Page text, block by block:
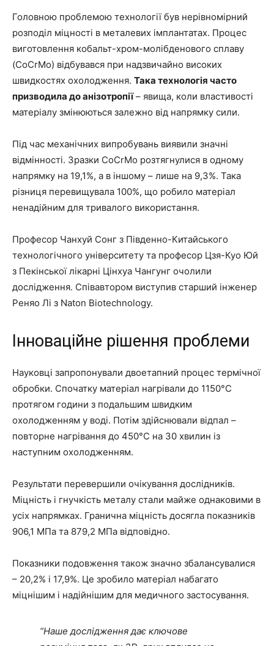
Головною проблемою технології був нерівномірний
розподіл міцності в металевих імплантатах. Процес
виготовлення кобальт-хром-молібденового сплаву
(CoCrMo) відбувався при надзвичайно високих
швидкостях охолодження. Така технологія часто
призводила до анізотропії– явища, коли властивості
матеріалу змінюються залежно від напрямку сили.
Під час механічних випробувань виявили значні
відмінності. Зразки CoCrMo розтягнулися в одному
напрямку на 19,1%, а в іншому – лише на 9,3%. Така
різниця перевищувала 100%, що робило матеріал
ненадійним для тривалого використання.
Професор Чанхуй Сонг з Південно-Китайського
технологічного університету та професор Цзя-Куо Юй
з Пекінської лікарні Цінхуа Чангунг очолили
дослідження. Співавтором виступив старший інженер
Реняо Лі з Naton Biotechnology.
Інноваційне рішення проблеми
Науковці запропонували двоетапний процес термічної
обробки. Спочатку матеріал нагрівали до 1150°C
протягом години з подальшим швидким
охолодженням у воді. Потім здійснювали відпал –
повторне нагрівання до 450°C на 30 хвилин із
наступним охолодженням.
Результати перевершили очікування дослідників.
Міцність і гнучкість металу стали майже однаковими в
усіх напрямках. Гранична міцність досягла показників
906,1 МПа та 879,2 МПа відповідно.
Показники подовження також значно збалансувалися
– 20,2% і 17,9%. Це зробило матеріал набагато
міцнішим і надійнішим для медичного застосування.
“Наше дослідження дає ключове